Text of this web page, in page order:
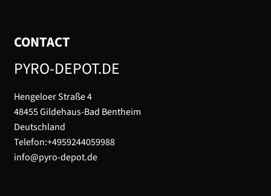
CONTACT
PYRO-DEPOT.DE
Hengeloer Straße 4
48455 Gildehaus-Bad Bentheim
Deutschland
Telefon:+4959244059988
info@pyro-depot.de